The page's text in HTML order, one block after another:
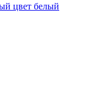
цвет белый